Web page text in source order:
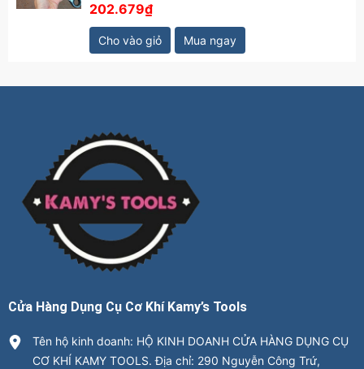
202.679₫
Cho vào giỏ Mua ngay
Cửa Hàng Dụng Cụ Cơ Khí Kamy’s Tools
Tên hộ kinh doanh: HỘ KINH DOANH CỬA HÀNG DỤNG CỤ
CƠ KHÍ KAMY TOOLS. Địa chỉ: 290 Nguyễn Công Trứ,